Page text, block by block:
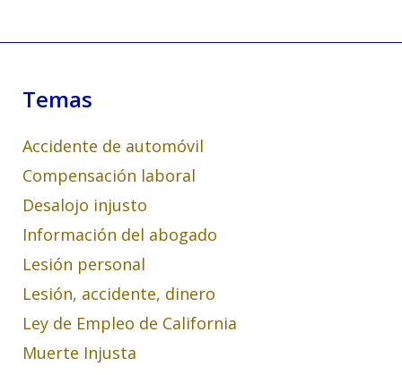
Temas
Accidente de automóvil
Compensación laboral
Desalojo injusto
Información del abogado
Lesión personal
Lesión, accidente, dinero
Ley de Empleo de California
Muerte Injusta